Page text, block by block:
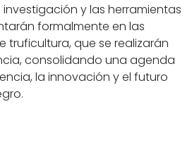
y las herramientas
formalmente en las
truficultura, que se realizarán
consolidando una agenda
la innovación y el futuro